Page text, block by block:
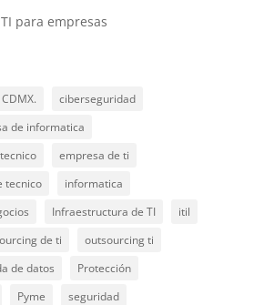
para empresas
CDMX.
ciberseguridad
de informatica
empresa de ti
tecnico
informatica
Infraestructura de TI
itil
de ti
outsourcing ti
de datos
Protección
Pyme
seguridad